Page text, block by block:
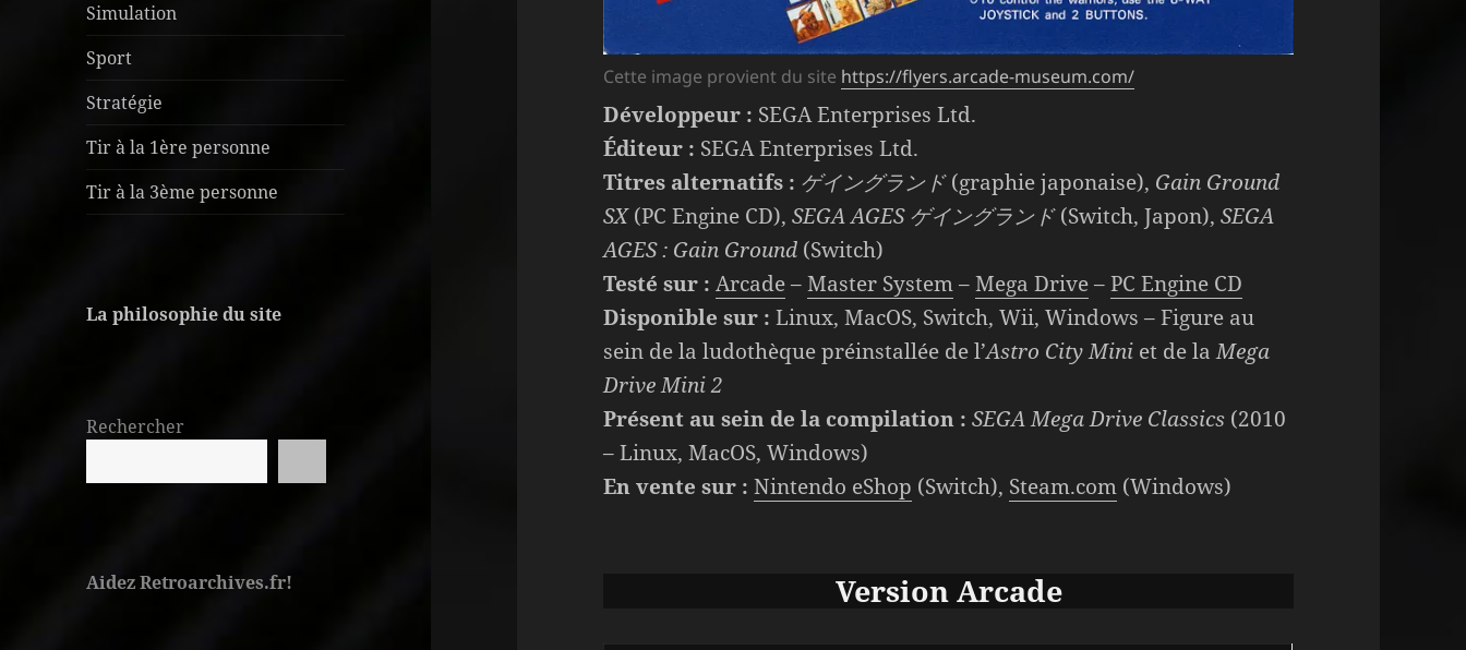
Simulation
Sport
Stratégie
Tir à la 1ère personne
Tir à la 3ème personne
La philosophie du site
Rechercher
Aidez Retroarchives.fr!
Cette image provient du site https://flyers.arcade-museum.com/
Développeur : SEGA Enterprises Ltd.
Éditeur : SEGA Enterprises Ltd.
Titres alternatifs : ゲイングランド(graphie japonaise), Gain Ground
SX(PC Engine CD),SEGA AGES ゲイングランド(Switch, Japon),SEGA
AGES : Gain Ground (Switch)
Testé sur : Arcade–Master System–Mega Drive–PC Engine CD
Disponible sur : Linux, MacOS, Switch, Wii, Windows – Figure au
sein de la ludothèque préinstallée de l’Astro City Mini et de laMega
Drive Mini 2
Présent au sein de la compilation : SEGA Mega Drive Classics (2010
– Linux, MacOS, Windows)
En vente sur : Nintendo eShop (Switch), Steam.com (Windows)
Version Arcade